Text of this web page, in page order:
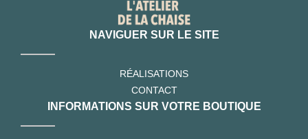
NAVIGUER SUR LE SITE
RÉALISATIONS
CONTACT
INFORMATIONS SUR VOTRE BOUTIQUE